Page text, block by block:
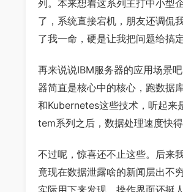
列。本来想着这系列主打中小型
了，系统直接宕机，朋友还调侃
了我一命，硬是让我把问题给搞
再来说说IBM服务器的应用场景
器简直是核心中的核心，跑数据
和Kubernetes这些技术，听起来
tem系列之后，数据处理速度快
不过呢，惊喜还不止这些。后来
竟现在数据泄露啥的新闻层出不